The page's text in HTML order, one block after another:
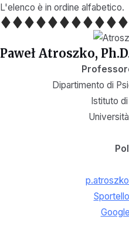
L'elenco è in ordine alfabetico.
Paweł Atroszko,
Dipartimento di
Istituto